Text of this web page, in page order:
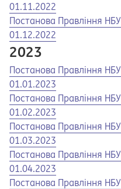
01.11.2022
Opens in a new tab
Opens a pdf
Постанова Правління
01.12.2022
2023
Opens in a new tab
Opens a pdf
Постанова Правління
01.01.2023
Opens in a new tab
Opens a pdf
Постанова Правління
01.02.2023
Opens in a new tab
Opens a pdf
Постанова Правління
01.03.2023
Opens in a new tab
Opens a pdf
Постанова Правління
01.04.2023
Opens in a new tab
Opens a pdf
Постанова Правління